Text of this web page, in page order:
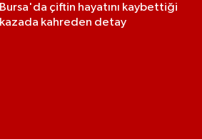
Bursa'da çiftin hayatını kaybettiği
kazada kahreden detay